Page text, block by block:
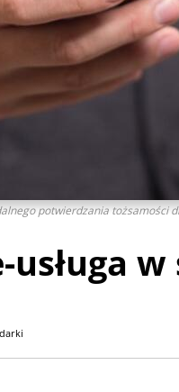
potwierdzania tożsamości
usługa